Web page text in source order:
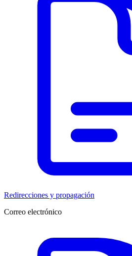
Redirecciones y propagación
Correo electrónico